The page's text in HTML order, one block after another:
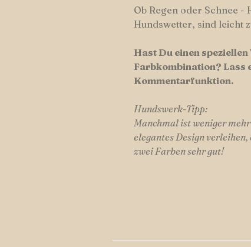
Ob Regen oder Schnee
Hundswetter, sind leicht
Hast Du einen
Farbkombination? Lass
Kommentarfunktion.
Hundswerk-Tipp:
Manchmal ist weniger
elegantes Design
zwei Farben sehr gut!